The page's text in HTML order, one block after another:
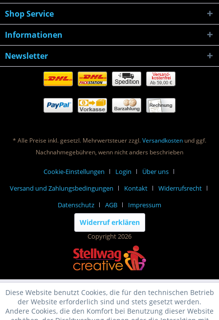
Shop Service
Informationen
Newsletter
Ab 59,00 €
* Alle Preise inkl. gesetzl. Mehrwertsteuer zzgl.Versandkosten und ggf.
Nachnahmegebühren, wenn nicht anders beschrieben
Cookie-Einstellungen Login
Über uns
Versand und Zahlungsbedingungen
Kontakt
Widerrufsrecht
Datenschutz
AGB Impressum
Widerruf erklären
Copyright 2026
Diese Website benutzt Cookies, die für den technischen Betrieb
der Website erforderlich sind und stets gesetzt werden.
Andere Cookies, die den Komfort bei Benutzung dieser Website